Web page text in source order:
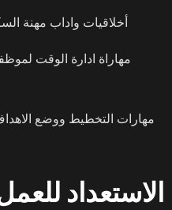
أخلاقيات واداب مهنة
مهاراة ادارة الوقت
مهارات التخطيط ووضع
الاستعداد